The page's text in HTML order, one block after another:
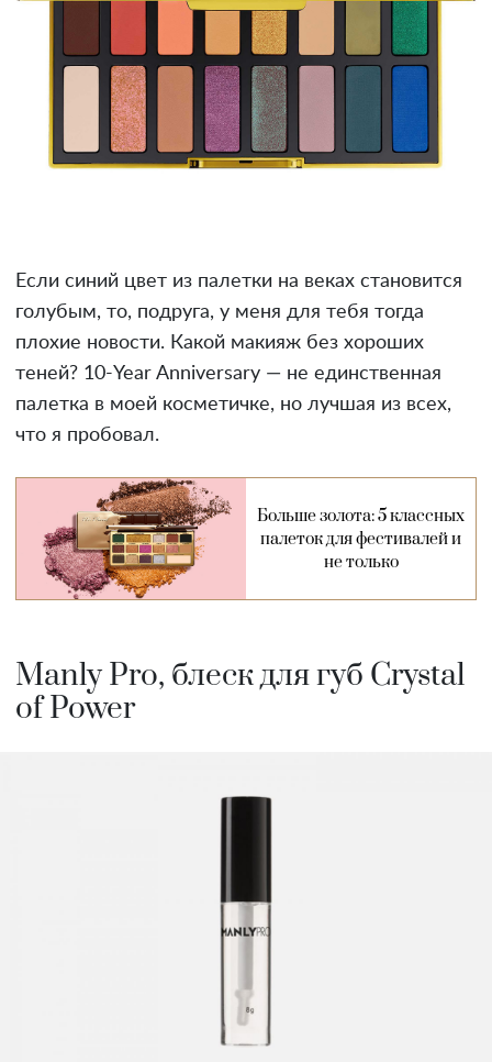
Если синий цвет из палетки на веках становится
голубым, то, подруга, у меня для тебя тогда
плохие новости. Какой макияж без хороших
теней? 10-Year Anniversary — не единственная
палетка в моей косметичке, но лучшая из всех,
что я пробовал.
Больше золота: 5 классных
палеток для фестивалей и
не только
Manly Pro, блеск для губ Crystal
of Power